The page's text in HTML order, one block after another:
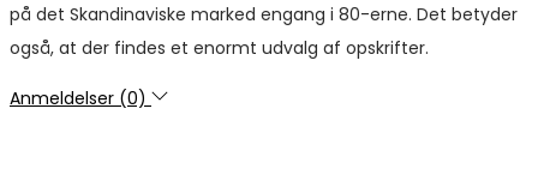
på det Skandinaviske marked engang i 80-erne. Det betyder
også, at der findes et enormt udvalg af opskrifter.
Anmeldelser (0)